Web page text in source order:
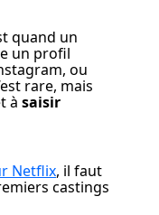
quand un
un profil
ou
rare, mais
à saisir
Netflix, il faut
castings